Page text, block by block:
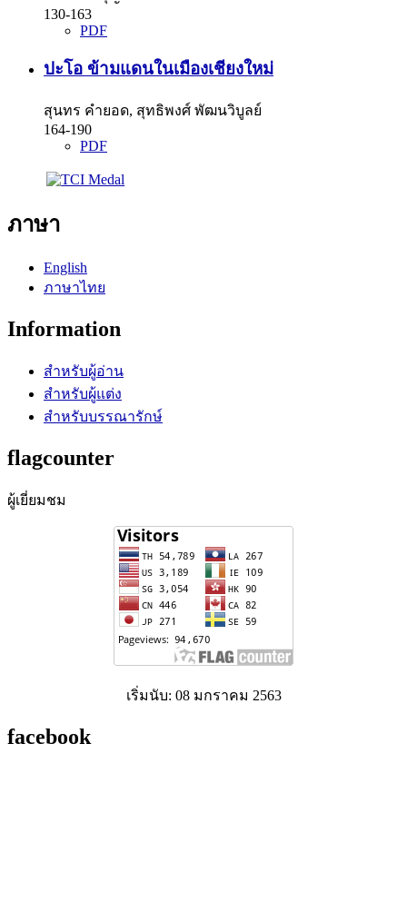
130-163
PDF
ปะโอ ข้ามแดนในเมืองเชียงใหม่
สุนทร คำยอด, สุทธิพงศ์ พัฒนวิบูลย์
164-190
PDF
ภาษา
English
ภาษาไทย
Information
สำหรับผู้อ่าน
สำหรับผู้แต่ง
สำหรับบรรณารักษ์
flagcounter
ผู้เยี่ยมชม
เริ่มนับ: 08 มกราคม 2563
facebook